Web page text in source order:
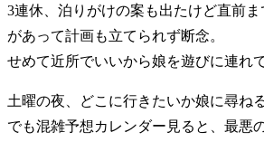
3連休、泊りがけの案も出たけど直前
があって計画も立てられず断念。
せめて近所でいいから娘を遊びに連れ
土曜の夜、どこに行きたいか娘に尋ね
でも混雑予想カレンダー見ると、最悪